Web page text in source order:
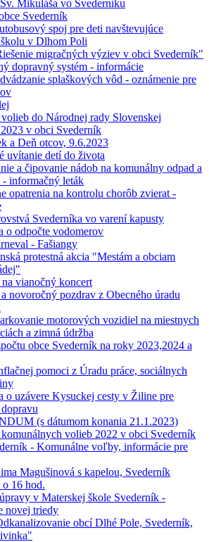
Mikuláša vo Svederníku
Svederník
spoj pre deti navštevujúce
v Dlhom Poli
migračných výziev v obci Svederník"
dopravný systém - informácie
splaškových vôd - oznámenie pre
do Národnej rady Slovenskej
v obci Svederník
a Deň otcov, 9.6.2023
uvítanie detí do života
a čipovanie nádob na komunálny odpad a
- informačný leták
opatrenia na kontrolu chorôb zvierat -
Svederníka vo varení kapusty
o odpočte vodomerov
- Fašiangy
protestná akcia "Mestám a obciam
vianočný koncert
novoročný pozdrav z Obecného úradu
motorových vozidiel na miestnych
a zimná údržba
obce Svederník na roky 2023,2024 a
pomoci z Úradu práce, sociálnych
o uzávere Kysuckej cesty v Žiline pre
(s dátumom konania 21.1.2023)
volieb 2022 v obci Svederník
- Komunálne voľby, informácie pre
Magušinová s kapelou, Svederník
o 16 hod.
v Materskej škole Svederník -
novej triedy
obcí Dlhé Pole, Svederník,